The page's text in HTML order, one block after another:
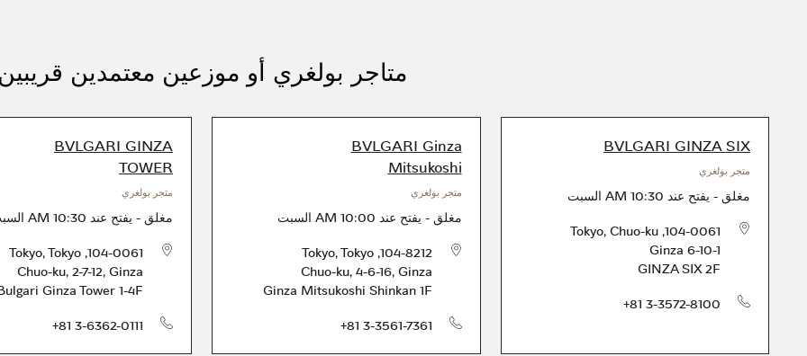
متاجر بولغري أو موزعين معتمدين قريبين
BVLGARI GINZA SIX
متجر بولغري
مغلق - يفتح عند 10:30 AM
السبت
104-0061
,
Tokyo, Chuo-ku
Ginza 6-10-1
GINZA SIX 2F
+81 3-3572-8100
BVLGARI Ginza
Mitsukoshi
متجر بولغري
مغلق - يفتح عند 10:00 AM
السبت
104-8212
,
Tokyo,Tokyo
Chuo-ku, 4-6-16, Ginza
Ginza Mitsukoshi Shinkan 1F
+81 3-3561-7361
BVLGARI GINZA
TOWER
متجر بولغري
مغلق - يفتح عند 10:30 AM
104-0061
,
Tokyo,Tokyo
Chuo-ku, 2-7-12, Ginza
Ginza Tower 1-4F
+81 3-6362-0111